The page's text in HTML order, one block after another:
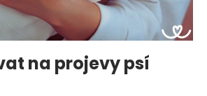
na projevy psí